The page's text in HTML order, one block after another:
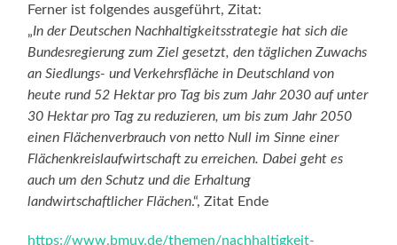
Ferner ist folgendes ausgeführt, Zitat:
„In der Deutschen Nachhaltigkeitsstrategie hat sich die
Bundesregierung zum Ziel gesetzt, den täglichen Zuwachs
an Siedlungs- und Verkehrsfläche in Deutschland von
heute rund 52 Hektar pro Tag bis zum Jahr 2030 auf unter
30 Hektar pro Tag zu reduzieren, um bis zum Jahr 2050
einen Flächenverbrauch von netto Null im Sinne einer
Flächenkreislaufwirtschaft zu erreichen. Dabei geht es
auch um den Schutz und die Erhaltung
landwirtschaftlicher Flächen.“, Zitat Ende
https://www.bmuv.de/themen/nachhaltigkeit-